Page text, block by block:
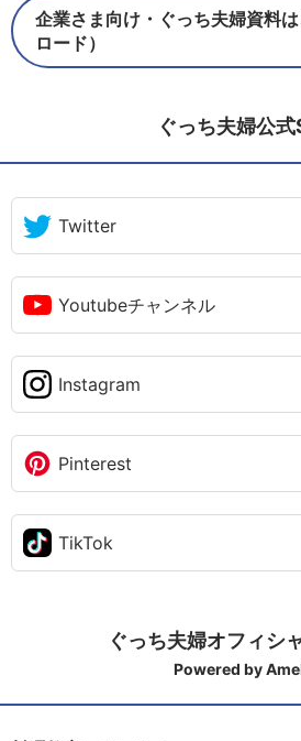
企業さま向け・ぐっち夫婦資料
ロード）
ぐっち夫婦公式
Twitter
Youtubeチャンネル
Instagram
Pinterest
TikTok
ぐっち夫婦オフィシ
Powered by